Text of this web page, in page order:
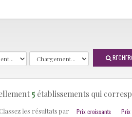
5 établissements qui
les résultats par Prix croissants Prix